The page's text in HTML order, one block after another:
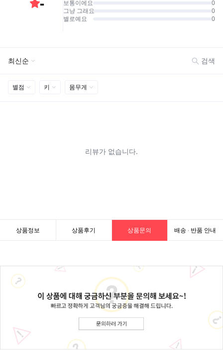
상품정보 상품후기 상품문의 배송 · 반품 안내